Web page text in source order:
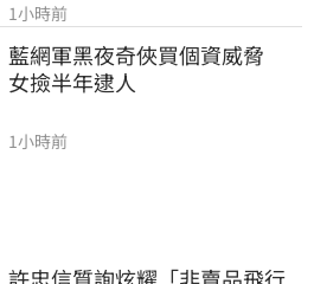
1小時前
藍網軍黑夜奇俠買個資威脅
女撿半年逮人
1小時前